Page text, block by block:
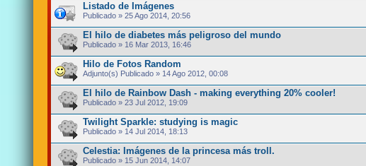
Listado de Imágenes
Publicado » 25 Ago 2014, 20:56
El hilo de diabetes más peligroso del mundo
Publicado » 16 Mar 2013, 16:46
Hilo de Fotos Random
Adjunto(s) Publicado » 14 Ago 2012, 00:08
El hilo de Rainbow Dash - making everything 20% cooler!
Publicado » 23 Jul 2012, 19:09
Twilight Sparkle: studying is magic
Publicado » 14 Jul 2014, 18:13
Celestia: Imágenes de la princesa más troll.
Publicado » 15 Jun 2014, 14:07